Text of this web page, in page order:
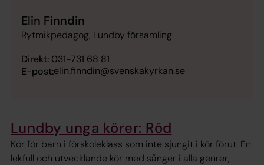
Elin Finndin
Rytmikpedagog, Lundby församling
Direkt: 031-731 68 81
E-post:elin.finndin@svenskakyrkan.se
Lundby unga körer: Röd
Kör för barn i förskoleklass som inte sjungit i kör förut. En
lekfull och utvecklande kör med sånger i alla genrer,